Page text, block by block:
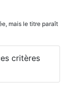
mais le titre paraît
critères